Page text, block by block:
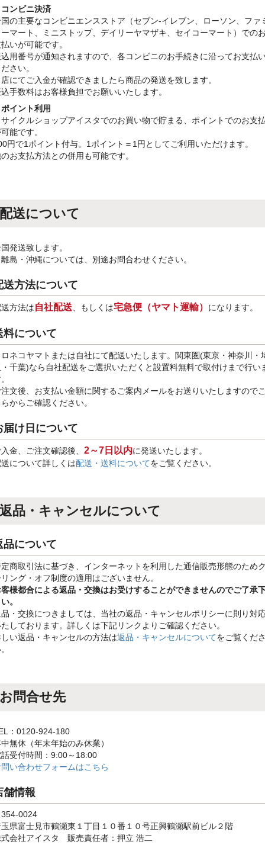
ンビニ決済
の主要なコンビニエンスストア（セブン-イレブン、ローソン、ファ
マート、ミニストップ、デイリーヤマザキ、セイコーマート）での
いが可能です。
用番号が通知されますので、各コンビニのお手続きに沿ってお支払
さい。
にてご入金が確認できましたら商品の発送を致します。
手数料はお客様負担でお願いいたします。
イント利用
イクルショップアイスタでのお買い物で貯まる、ポイントでのお支
能です。
円で1ポイント付与。1ポイント＝1円としてご利用いただけます。
お支払方法との併用も可能です。
配送について
発送致します。
島・沖縄については、別途お問合わせください。
送方法について
方法は自社配送 、もしくは宅急便（ヤマト運輸） になります。
料について
ネコヤマトまたは自社にて配送いたします。関東圏(東京・神奈川・
千葉)なら自社配送をご選択いただくと設置料無料で取付けまで行い
文後、お支払い金額に関するご案内メールをお送りいたしますので
からご確認ください。
届け日について
金、ご注文確認後、 2～7日以内に発送いたします。
について詳しくは配送・送料についてをご覧ください。
返品・キャンセルについて
品について
商取引法に基づき、インターネットを利用した通信販売形態のため
ング・オフ制度の適用はございません。
様都合による返品・交換はお受けすることができませんのでご了承
。
・交換につきましては、当社の返品・キャンセルポリシーに則り対
しております。詳しくは下記リンクよりご確認ください。
い返品・キャンセルの方法は返品・キャンセルについてをご覧くだ
お問合せ先
：0120-924-180
無休（年末年始のみ休業）
受付時間：9:00～18:00
い合わせフォームはこちら
舗情報
0024
県富士見市鶴瀬東１丁目１０番１０号正興鶴瀬駅前ビル２階
会社アイスタ 販売責任者：押立 浩二